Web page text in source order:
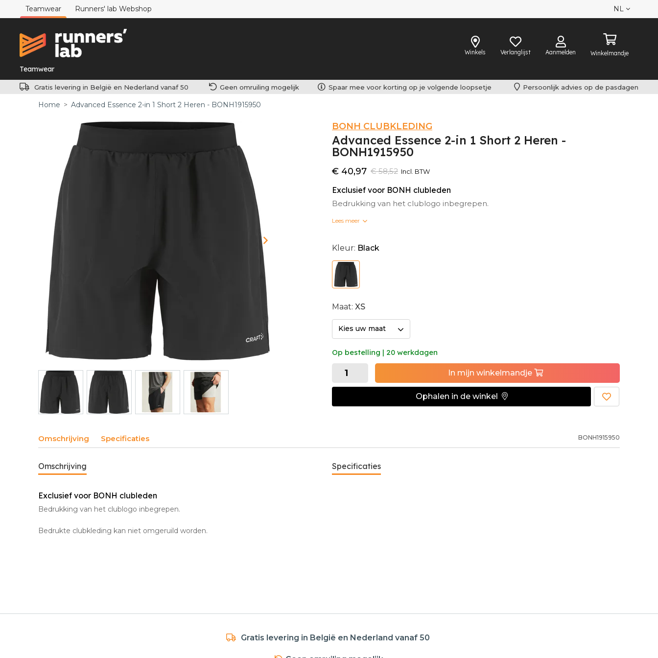
Teamwear Runners' lab Webshop NL
Winkels Verlanglijst Aanmelden Winkelmandje
Teamwear
Gratis levering in België en Nederland vanaf 50 Geen omruiling mogelijk Spaar mee voor korting op je volgende loopsetje Persoonlijk advies op de pasdagen
Home > Advanced Essence 2-in 1 Short 2 Heren - BONH1915950
BONH CLUBKLEDING
Advanced Essence 2-in 1 Short 2 Heren -
BONH1915950
€ 58,52
€ 40,97 Incl. BTW
Exclusief voor BONH clubleden
Bedrukking van het clublogo inbegrepen.
Bedrukte clubkleding kan niet omgeruild worden.
Lees meer
Kleur: Black
Maat: XS
Kies uw maat
Op bestelling | 20 werkdagen
In mijn winkelmandje
Ophalen in de winkel
Omschrijving Specificaties BONH1915950
Omschrijving
Exclusief voor BONH clubleden
Bedrukking van het clublogo inbegrepen.
Bedrukte clubkleding kan niet omgeruild worden.
Specificaties
Gratis levering in België en Nederland vanaf 50